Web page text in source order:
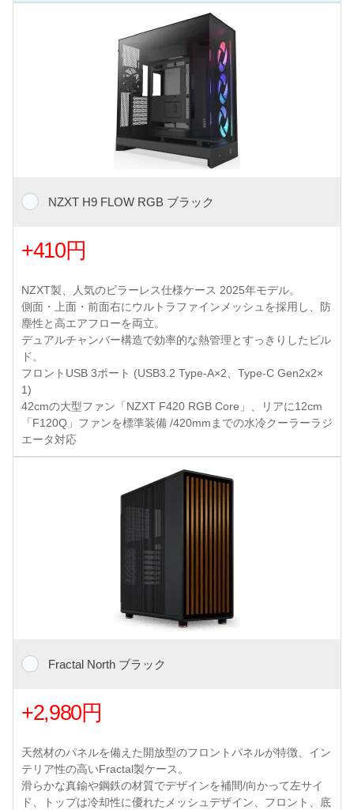
NZXT H9 FLOW RGB ブラック
+410円
NZXT製、人気のピラーレス仕様ケース 2025年モデル。
側面・上面・前面右にウルトラファインメッシュを採用し、防
塵性と高エアフローを両立。
デュアルチャンバー構造で効率的な熱管理とすっきりしたビル
ド。
フロントUSB 3ポート (USB3.2 Type-A×2、Type-C Gen2x2×
1)
42cmの大型ファン「NZXT F420 RGB Core」、リアに12cm
「F120Q」ファンを標準装備 /420mmまでの水冷クーラーラジ
エータ対応
Fractal North ブラック
+2,980円
天然材のパネルを備えた開放型のフロントパネルが特徴、イン
テリア性の高いFractal製ケース。
滑らかな真鍮や鋼鉄の材質でデザインを補間/向かって左サイ
ド、トップは冷却性に優れたメッシュデザイン、フロント、底